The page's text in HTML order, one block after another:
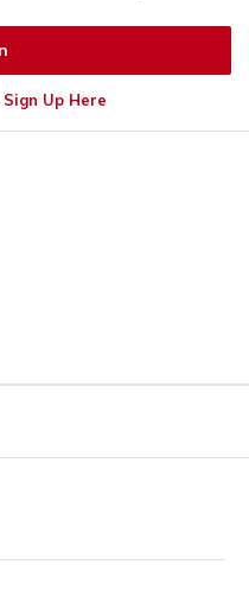
Sign Up Here